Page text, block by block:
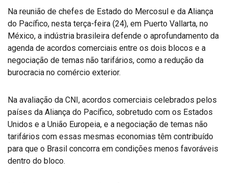
Na reunião de chefes de Estado do Mercosul e da Aliança
do Pacífico, nesta terça-feira (24), em Puerto Vallarta, no
México, a indústria brasileira defende o aprofundamento da
agenda de acordos comerciais entre os dois blocos e a
negociação de temas não tarifários, como a redução da
burocracia no comércio exterior.
Na avaliação da CNI, acordos comerciais celebrados pelos
países da Aliança do Pacífico, sobretudo com os Estados
Unidos e a União Europeia, e a negociação de temas não
tarifários com essas mesmas economias têm contribuído
para que o Brasil concorra em condições menos favoráveis
dentro do bloco.